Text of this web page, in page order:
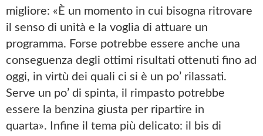
migliore: «È un momento in cui bisogna ritrovare
il senso di unità e la voglia di attuare un
programma. Forse potrebbe essere anche una
conseguenza degli ottimi risultati ottenuti fino ad
oggi, in virtù dei quali ci si è un po’ rilassati.
Serve un po’ di spinta, il rimpasto potrebbe
essere la benzina giusta per ripartire in
quarta». Infine il tema più delicato: il bis di